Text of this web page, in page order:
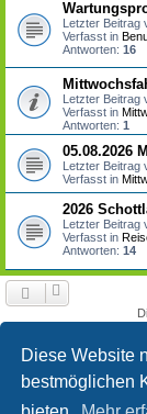
Diese Website
bestmöglichen
Letzter Beitrag
Verfasst in
Antworten: 16
Letzter Beitrag
Verfasst in
Antworten: 1
05.08.2026
Letzter Beitrag
Verfasst in
2026
Letzter Beitrag
Verfasst in
Antworten: 14
Portal Foren-